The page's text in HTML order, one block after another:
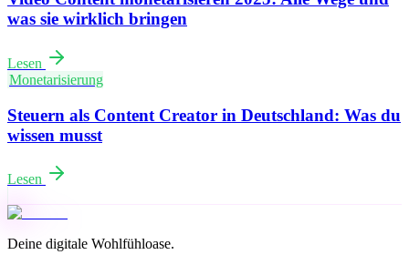
was sie wirklich bringen
Lesen
Monetarisierung
Steuern als Content Creator in Deutschland: Was du
wissen musst
Lesen
Deine digitale Wohlfühloase.